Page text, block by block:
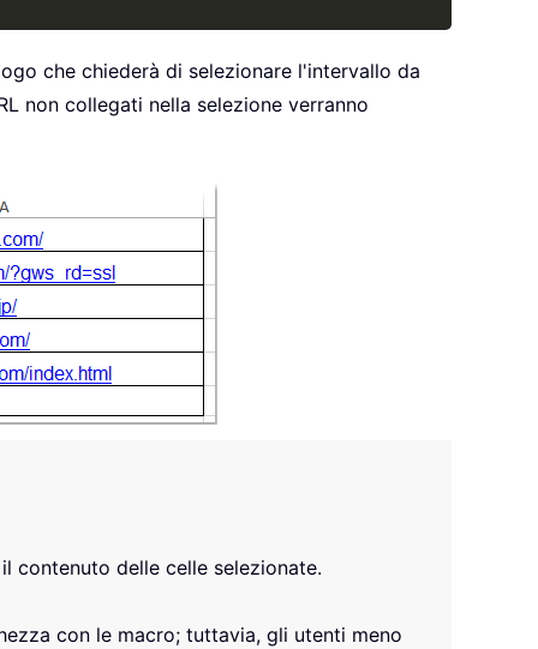
che chiederà di selezionare l'intervallo da
non collegati nella selezione verranno
contenuto delle celle selezionate.
con le macro; tuttavia, gli utenti meno